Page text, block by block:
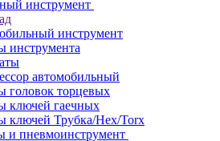
инструмент
инструмент
инструмента
автомобильный
головок торцевых
ключей гаечных
ключей Трубка/Hex/Torx
и пневмоинструмент